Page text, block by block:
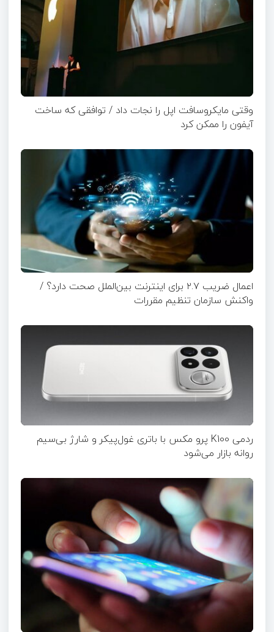
وقتی مایکروسافت اپل را نجات داد / توافقی که ساخت
آیفون را ممکن کرد
اعمال ضریب ۲.۷ برای اینترنت بین‌الملل صحت دارد؟ /
واکنش سازمان تنظیم مقررات
ردمی K100 پرو مکس با باتری غول‌پیکر و شارژ بی‌سیم
روانه بازار می‌شود